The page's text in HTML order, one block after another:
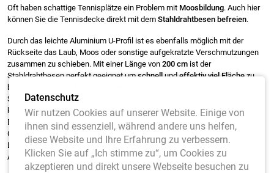
Oft haben schattige Tennisplätze ein Problem mit Moosbildung. Auch hier
können Sie die Tennisdecke direkt mit dem Stahldrahtbesen befreien.
Durch das leichte Aluminium U-Profil ist es ebenfalls möglich mit der
Rückseite das Laub, Moos oder sonstige aufgekratzte Verschmutzungen
zusammen zu schieben. Mit einer Länge von 200 cm ist der
Stahldrahtbesen perfekt geeignet umschnellundeffektiv viel Flächezu
bearbeiten. In das U-Profil ist eine Holzstange eingeschraubt, in der die
Stahldrahtborsten eingearbeitet sind. Sollten die Borsten in die Jahre
kommen, so können Sie nachhaltig die Leiste mit den Borsten tauschen.
Der komfortable Zugbügel mit einer Kunststoffbeschichtung im
Griffbereich ist so konzipiert, dass sie mit wenig Kraftaufwand genügend
Druck auf die gesamte Länge des Besens erhalten und ein einfaches
Arbeiten möglich ist.
Datenschutz
Wir nutzen Cookies auf unserer Website. Einige von
ihnen sind essenziell, während andere uns helfen,
diese Website und Ihre Erfahrung zu verbessern.
Klicken Sie auf „Ich stimme zu“, um Cookies zu
akzeptieren und direkt unsere Webseite besuchen zu